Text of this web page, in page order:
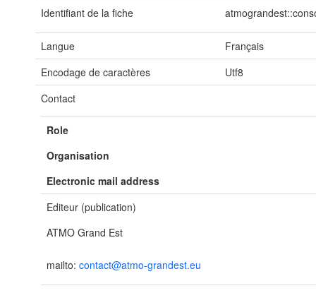
Identifiant de la fiche
Langue
Français
Encodage de caractères
Utf8
Contact
Role
Organisation
Electronic mail address
Editeur (publication)
ATMO Grand Est
mailto: contact@atmo-grandest.eu